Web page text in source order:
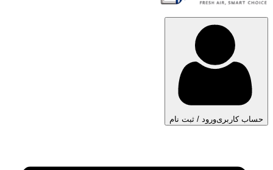
حساب کاربریورود / ثبت نام